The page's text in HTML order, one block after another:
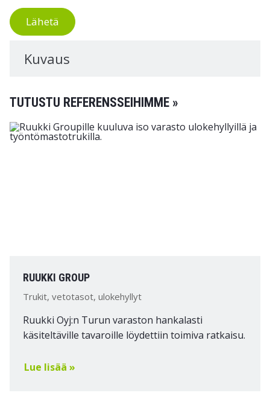
Lähetä
Kuvaus
TUTUSTU REFERENSSEIHIMME »
RUUKKI GROUP
Trukit, vetotasot, ulokehyllyt
Ruukki Oyj:n Turun varaston hankalasti
käsiteltäville tavaroille löydettiin toimiva ratkaisu.
Lue lisää »